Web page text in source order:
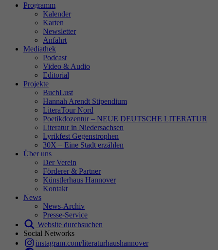
Programm
Kalender
Karten
Newsletter
Anfahrt
Mediathek
Podcast
Video & Audio
Editorial
Projekte
BuchLust
Hannah Arendt Stipendium
LiteraTour Nord
Poetikdozentur – NEUE DEUTSCHE LITERATUR
Literatur in Niedersachsen
Lyrikfest Gegenstrophen
30X – Eine Stadt erzählen
Über uns
Der Verein
Förderer & Partner
Künstlerhaus Hannover
Kontakt
News
News-Archiv
Presse-Service
Website durchsuchen
Social Networks
instagram.com/literaturhaushannover